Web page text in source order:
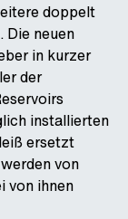
doppelt
Die neuen
in kurzer
der
installierten
ersetzt
von
von ihnen